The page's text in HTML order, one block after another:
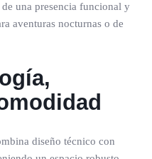
una presencia funcional y
aventuras nocturnas o de
diseño técnico con